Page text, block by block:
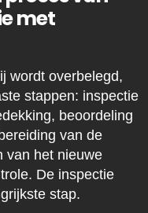
met
wordt overbelegd,
stappen: inspectie
beoordeling
van de
van het nieuwe
De inspectie
stap.